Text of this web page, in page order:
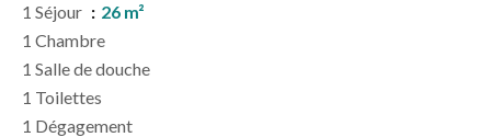
1 Séjour
26 m²
1 Chambre
1 Salle de douche
1 Toilettes
1 Dégagement